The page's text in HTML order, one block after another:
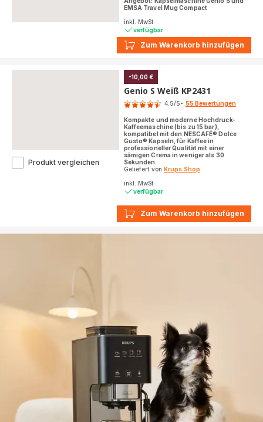
Zum Warenkorb hinzufügen
EMSA Travel Mug Compact
inkl. MwSt
verfügbar
Zum Warenkorb hinzufügen
-10,00 €
Genio S Weiß KP2431
Bewertung
4.5/5- 55 Bewertungen
Kompakte und moderne Hochdruck-
Kaffeemaschine (bis zu 15 bar),
kompatibel mit den NESCAFÉ® Dolce
Gusto® Kapseln, für Kaffee in
professioneller Qualität mit einer
sämigen Crema in weniger als 30
Sekunden.
Geliefert vonKrups Shop
inkl. MwSt
verfügbar
Produkt vergleichen